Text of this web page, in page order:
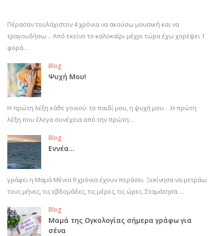
Πέρασαν τουλάχιστον 4 χρόνια να ακούσω μουσική και να
τραγουδήσω… Από εκείνο το καλοκαίρι μέχρι τώρα έχω χορέψει 1
φορά…
Blog
Ψυχή Μου!
Η πρώτη λέξη κάθε γονιού: το παιδί μου, η ψυχή μου… Η πρώτη
λέξη που έλεγα συνέχεια από την πρώτη…
Blog
Εννέα…
γράφει η Μαμά Μένια 9 χρόνια έχουν περάσει. Ξεκίνησα να μετράω
τους μήνες, τις εβδομάδες, τις μέρες, τις ώρες. Σταμάτησα.…
Blog
Μαμά της Ογκολογίας σήμερα γράφω για
σένα